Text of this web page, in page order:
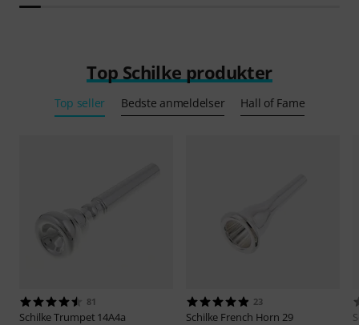
Top Schilke produkter
Top seller Bedste anmeldelser Hall of Fame
81
SchilkeTrumpet 14A4a
23
Schilke French Horn 29